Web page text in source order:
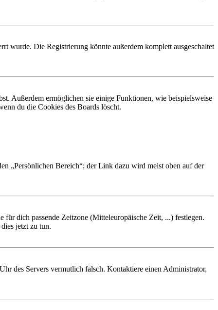
wurde. Die Registrierung könnte außerdem komplett ausgeschaltet
Außerdem ermöglichen sie einige Funktionen, wie beispielsweise
du die Cookies des Boards löscht.
„Persönlichen Bereich“; der Link dazu wird meist oben auf der
dich passende Zeitzone (Mitteleuropäische Zeit, ...) festlegen.
jetzt zu tun.
des Servers vermutlich falsch. Kontaktiere einen Administrator,